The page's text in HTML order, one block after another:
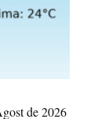
de 2026